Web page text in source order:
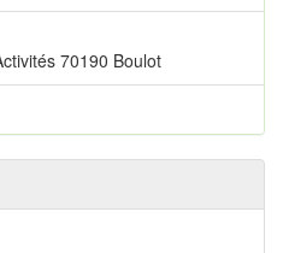
70190 Boulot